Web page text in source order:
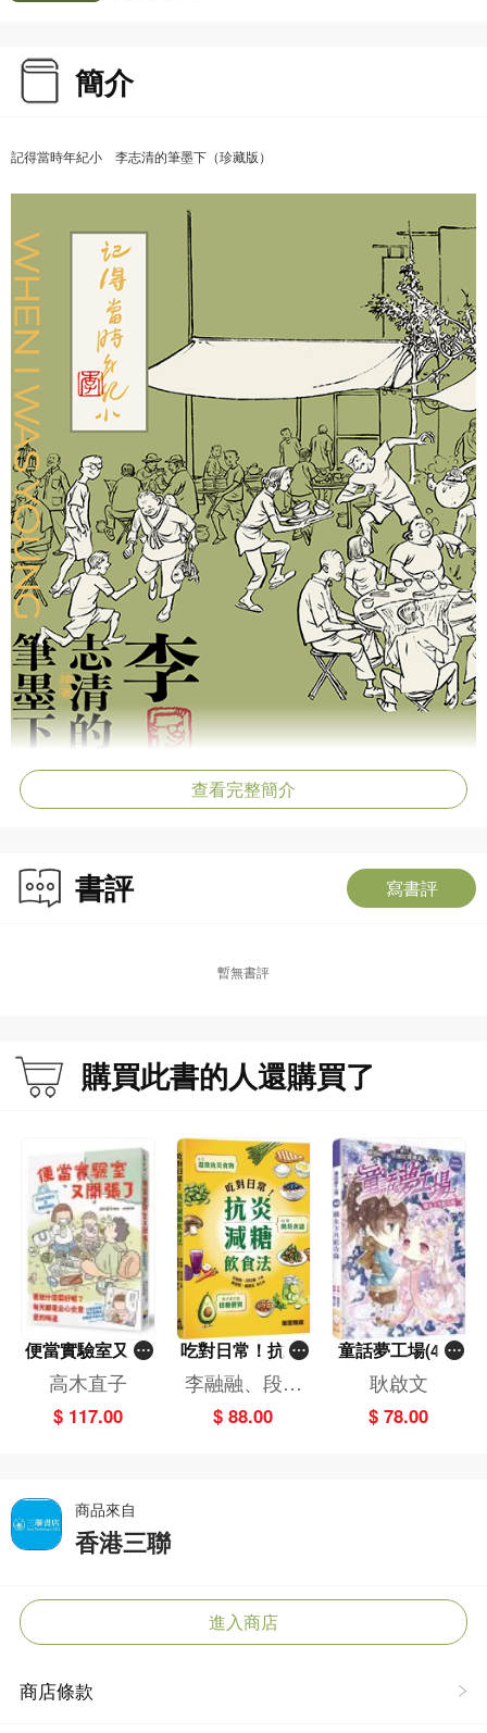
簡介
記得當時年紀小 李志清的筆墨下（珍藏版）
查看完整簡介
書評 寫書評
暫無書評
購買此書的人還購買了
便當實驗室又開
張了——日日和
特別日的菜單挑
戰記
高木直子
$ 117.00
吃對日常！抗炎
減糖飲食法
李融融、段佳
麗,黃梨煜、顧
凱辰
$ 88.00
童話夢工場(40)
——織女下凡結
奇緣
耿啟文
$ 78.00
商品來自
香港三聯
進入商店
商店條款